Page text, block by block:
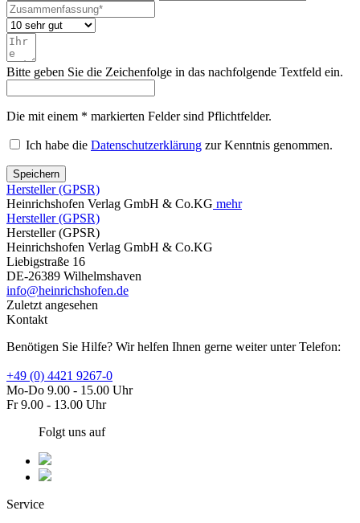
Bitte geben Sie die Zeichenfolge in das nachfolgende Textfeld ein.
Die mit einem * markierten Felder sind Pflichtfelder.
Ich habe die Datenschutzerklärung zur Kenntnis genommen.
Speichern
Hersteller (GPSR)
Heinrichshofen Verlag GmbH & Co.KG mehr
Hersteller (GPSR)
Hersteller (GPSR)
Heinrichshofen Verlag GmbH & Co.KG
Liebigstraße 16
DE-26389 Wilhelmshaven
info@heinrichshofen.de
Zuletzt angesehen
Kontakt
Benötigen Sie Hilfe? Wir helfen Ihnen gerne weiter unter Telefon:
+49 (0) 4421 9267-0
Mo-Do 9.00 - 15.00 Uhr
Fr 9.00 - 13.00 Uhr
Folgt uns auf
Service